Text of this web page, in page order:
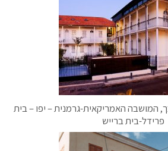
המושבה האמריקאית-גרמנית – יפו – בית
פרידל-בית ברייש